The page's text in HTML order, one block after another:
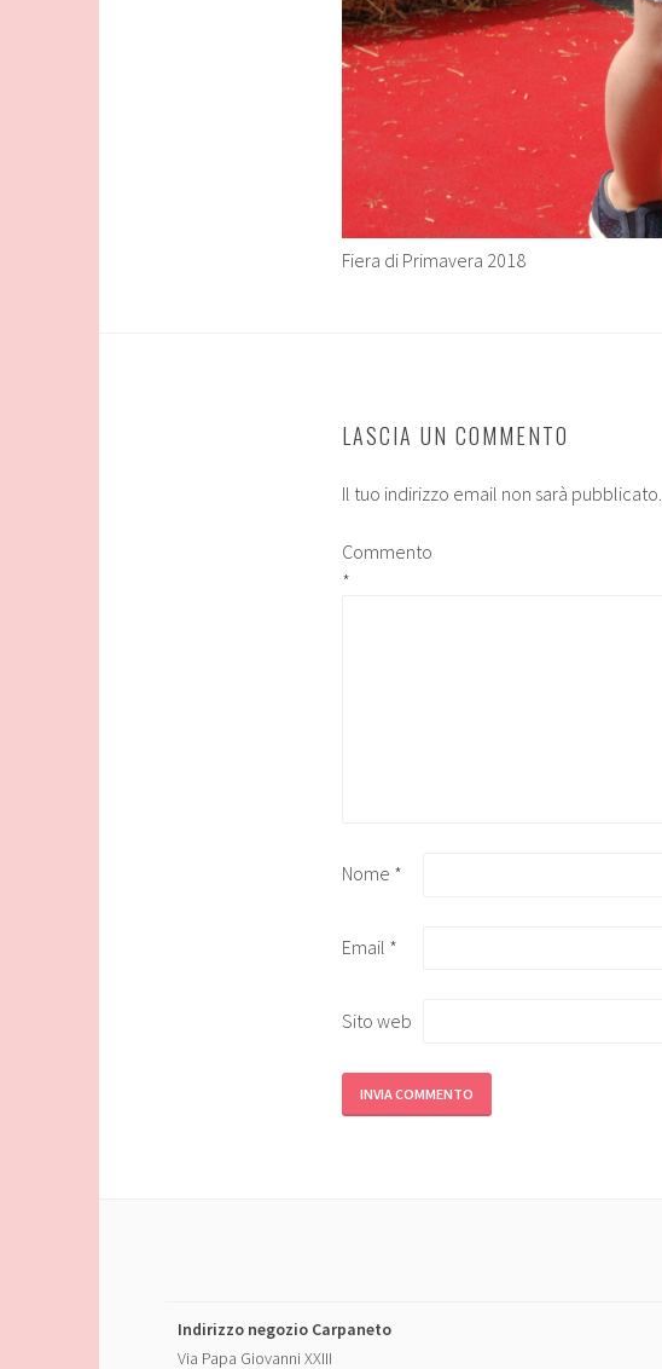
Fiera di Primavera 2018
LASCIA UN COMMENTO
Il tuo indirizzo email non sarà pubblicato.
Commento
*
Nome *
Email *
Sito web
Indirizzo negozio Carpaneto
Via Papa Giovanni XXIII